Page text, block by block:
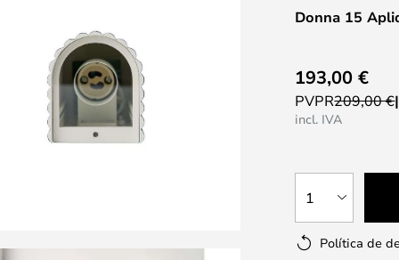
Donna 15
193,00 €
PVPR209,00 €
incl. IVA
1
Política de